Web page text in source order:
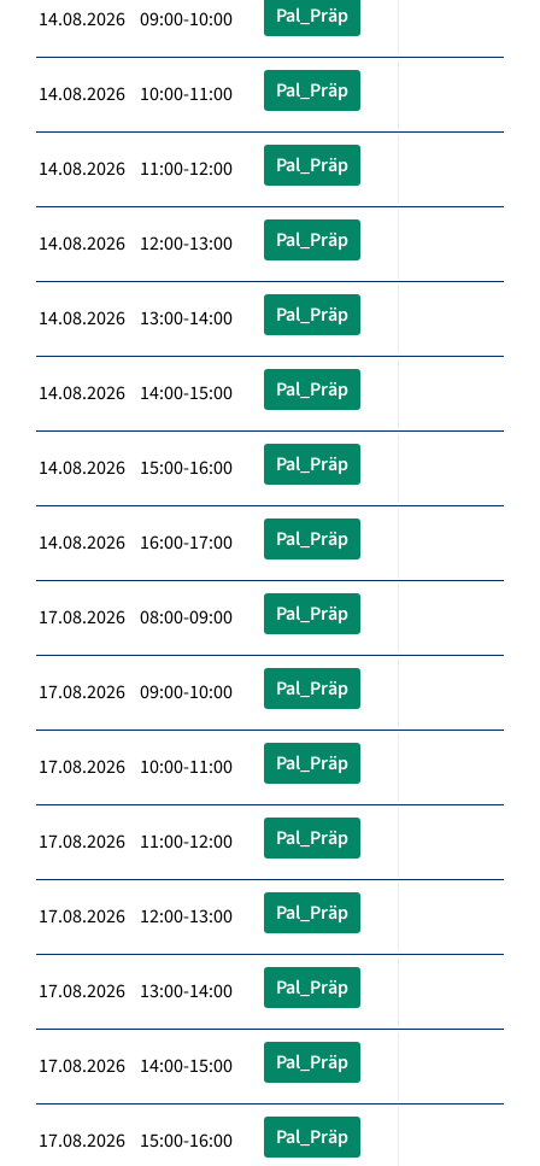
14.08.2026 09:00-10:00 Pal_Präp
14.08.2026 10:00-11:00 Pal_Präp
14.08.2026 11:00-12:00 Pal_Präp
14.08.2026 12:00-13:00 Pal_Präp
14.08.2026 13:00-14:00 Pal_Präp
14.08.2026 14:00-15:00 Pal_Präp
14.08.2026 15:00-16:00 Pal_Präp
14.08.2026 16:00-17:00 Pal_Präp
17.08.2026 08:00-09:00 Pal_Präp
17.08.2026 09:00-10:00 Pal_Präp
17.08.2026 10:00-11:00 Pal_Präp
17.08.2026 11:00-12:00 Pal_Präp
17.08.2026 12:00-13:00 Pal_Präp
17.08.2026 13:00-14:00 Pal_Präp
17.08.2026 14:00-15:00 Pal_Präp
17.08.2026 15:00-16:00 Pal_Präp